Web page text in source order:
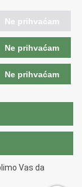
prava
manjina.
Ne prihvaćam
Ne prihvaćam
Ne prihvaćam
Vas da